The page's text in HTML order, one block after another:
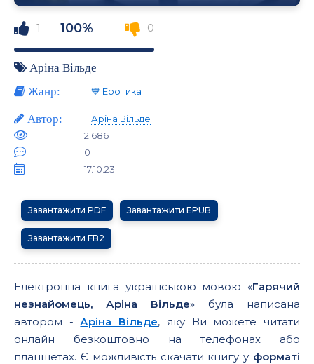
1 100% 0
Аріна Вільде
Жанр:
💙 Еротика
Автор:
Аріна Вільде
2 686
0
17.10.23
Завантажити PDF Завантажити EPUB
Завантажити FB2
Електронна книга українською мовою «Гарячий
незнайомець, Аріна Вільде» була написана
автором -Аріна Вільде, яку Ви можете читати
онлайн безкоштовно на телефонах або
планшетах. Є можливість скачати книгу у форматі